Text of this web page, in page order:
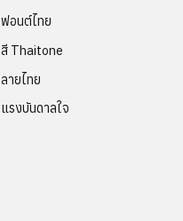
ฟอนต์ไทย
สี Thaitone
ลายไทย
แรงบันดาลใจ